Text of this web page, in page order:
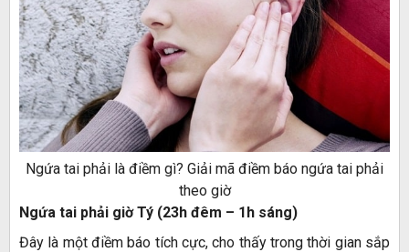
Ngứa tai phải là điềm gì? Giải mã điềm báo ngứa tai phải
theo giờ
Ngứa tai phải giờ Tý (23h đêm – 1h sáng)
Đây là một điềm báo tích cực, cho thấy trong thời gian sắp